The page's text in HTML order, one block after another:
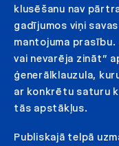
klusēšanu nav
gadījumos viņi
mantojuma prasību.
vai nevarēja zināt”
ģenerālklauzula,
ar konkrētu saturu
tās apstākļus.
Publiskajā telpā